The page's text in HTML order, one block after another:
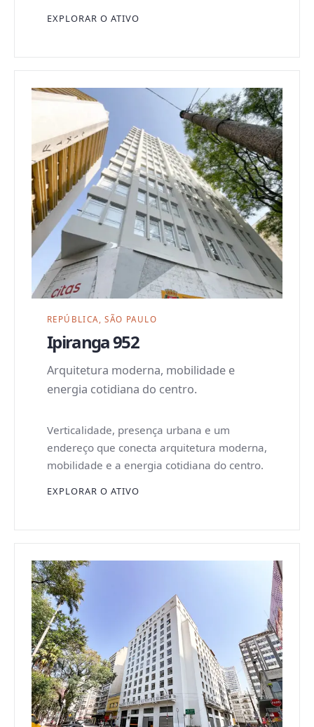
EXPLORAR O ATIVO
REPÚBLICA, SÃO PAULO
Ipiranga 952
Arquitetura moderna, mobilidade e
energia cotidiana do centro.
Verticalidade, presença urbana e um
endereço que conecta arquitetura moderna,
mobilidade e a energia cotidiana do centro.
EXPLORAR O ATIVO